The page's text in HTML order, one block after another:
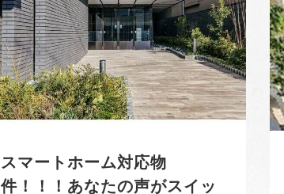
スマートホーム対応物
件！！！あなたの声がスイッ